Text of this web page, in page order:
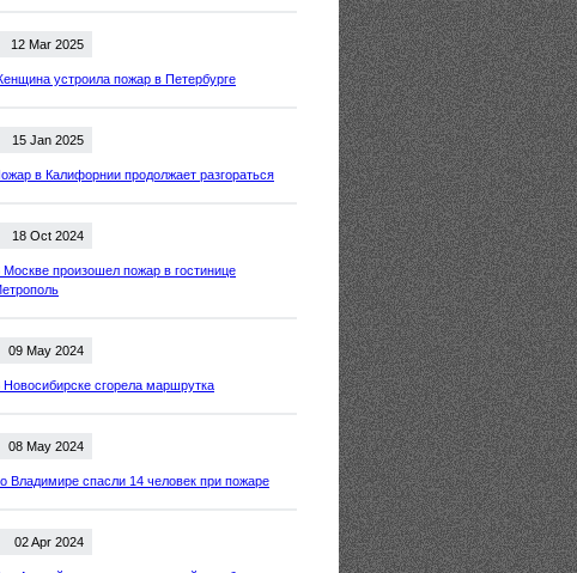
12 Mar 2025
устроила пожар в Петербурге
15 Jan 2025
в Калифорнии продолжает разгораться
18 Oct 2024
Москве произошел пожар в гостинице
09 May 2024
Новосибирске сгорела маршрутка
08 May 2024
Владимире спасли 14 человек при пожаре
02 Apr 2024